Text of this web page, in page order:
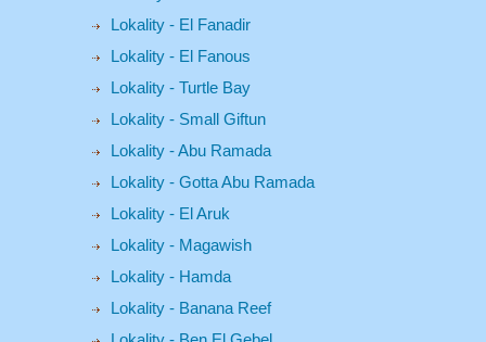
Lokality - El Fanadir
Lokality - El Fanous
Lokality - Turtle Bay
Lokality - Small Giftun
Lokality - Abu Ramada
Lokality - Gotta Abu Ramada
Lokality - El Aruk
Lokality - Magawish
Lokality - Hamda
Lokality - Banana Reef